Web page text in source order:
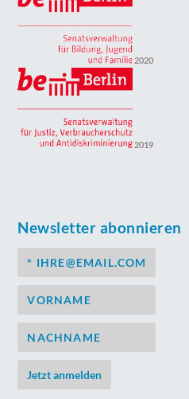
2020
2019
Newsletter abonnieren